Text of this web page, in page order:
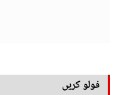
فولو کریں